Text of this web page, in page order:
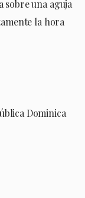
sobre una aguja
la hora
Dominica